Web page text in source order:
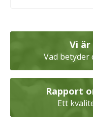
Vi
Vad betyder
Rapport
Ett